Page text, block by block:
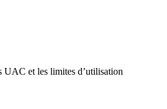
UAC et les limites d’utilisation